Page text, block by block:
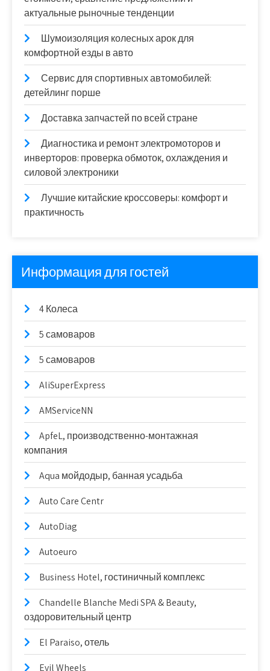
актуальные рыночные тенденции
Шумоизоляция колесных арок для
комфортной езды в авто
Сервис для спортивных автомобилей:
детейлинг порше
Доставка запчастей по всей стране
Диагностика и ремонт электромоторов и
инверторов: проверка обмоток, охлаждения и
силовой электроники
Лучшие китайские кроссоверы: комфорт и
практичность
Информация для гостей
4 Колеса
5 самоваров
5 самоваров
AliSuperExpress
AMServiceNN
ApfeL, производственно-монтажная
компания
Aqua мойдодыр, банная усадьба
Auto Care Centr
AutoDiag
Autoeuro
Business Hotel, гостиничный комплекс
Chandelle Blanche Medi SPA & Beauty,
оздоровительный центр
El Paraiso, отель
Evil Wheels